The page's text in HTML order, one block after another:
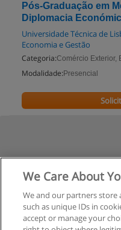
Pós-Graduação em
Diplomacia
Universidade Técnica de
Economia e Gestão
Categoria:Comércio Exterior,
Modalidade: Presencial
We Care About
We and our partners store
such as unique IDs in
accept or manage your